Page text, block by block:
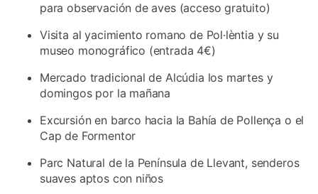
para observación de aves (acceso gratuito)
Visita al yacimiento romano de Pol·lèntia y su
museo monográfico (entrada 4€)
Mercado tradicional de Alcúdia los martes y
domingos por la mañana
Excursión en barco hacia la Bahía de Pollença o el
Cap de Formentor
Parc Natural de la Península de Llevant, senderos
suaves aptos con niños